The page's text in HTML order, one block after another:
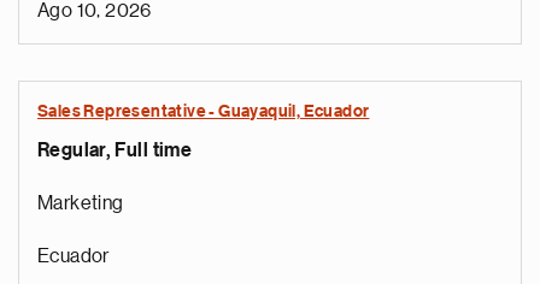
Ago 10, 2026
Sales Representative - Guayaquil, Ecuador
Regular, Full time
Marketing
Ecuador